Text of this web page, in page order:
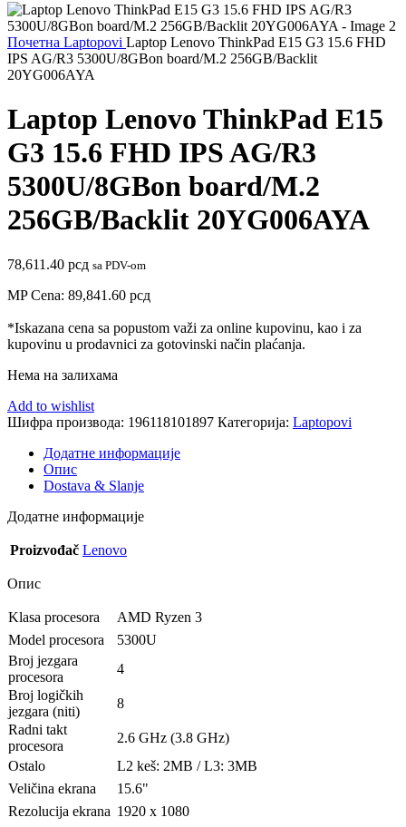
Почетна Laptopovi Laptop Lenovo ThinkPad E15 G3 15.6 FHD
IPS AG/R3 5300U/8GBon board/M.2 256GB/Backlit
20YG006AYA
Laptop Lenovo ThinkPad E15
G3 15.6 FHD IPS AG/R3
5300U/8GBon board/M.2
256GB/Backlit 20YG006AYA
78,611.40 рсд sa PDV-om
MP Cena: 89,841.60 рсд
*Iskazana cena sa popustom važi za online kupovinu, kao i za
kupovinu u prodavnici za gotovinski način plaćanja.
Нема на залихама
Add to wishlist
Шифра производа: 196118101897 Категорија: Laptopovi
Додатне информације
Опис
Dostava & Slanje
Додатне информације
Proizvođač Lenovo
Опис
Klasa procesora
AMD Ryzen 3
Model procesora
5300U
Broj jezgara
procesora
4
Broj logičkih
jezgara (niti)
8
Radni takt
procesora
2.6 GHz (3.8 GHz)
Ostalo
L2 keš: 2MB / L3: 3MB
Veličina ekrana
15.6"
Rezolucija ekrana 1920 x 1080